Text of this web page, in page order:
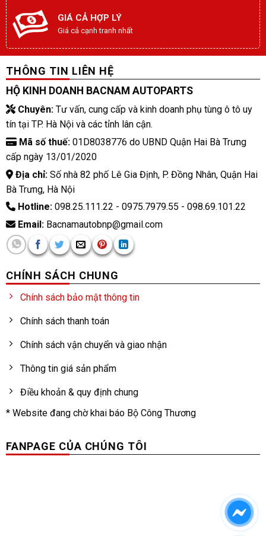
GIÁ CẢ HỢP LÝ
Giá cả cạnh tranh nhất
THÔNG TIN LIÊN HỆ
HỘ KINH DOANH BACNAM AUTOPARTS
Chuyên:Tư vấn, cung cấp và kinh doanh phụ tùng ô tô uy
tín tại TP. Hà Nội và các tỉnh lân cận.
Mã số thuế:01D8038776 do UBND Quận Hai Bà Trưng
cấp ngày 13/01/2020
Địa chỉ:Số nhà 82 phố Lê Gia Định, P. Đồng Nhân, Quận Hai
Bà Trưng, Hà Nội
Hotline:098.25.111.22 - 0975.7979.55 - 098.69.101.22
Email:Bacnamautobnp@gmail.com
CHÍNH SÁCH CHUNG
Chính sách bảo mật thông tin
Chính sách thanh toán
Chính sách vận chuyển và giao nhận
Thông tin giá sản phẩm
Điều khoản & quy định chung
* Website đang chờ khai báo Bộ Công Thương
FANPAGE CỦA CHÚNG TÔI